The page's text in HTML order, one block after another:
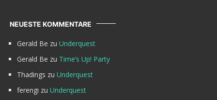
NEUESTE KOMMENTARE
Gerald Be zu Underquest
Gerald Be zu Time’s Up! Party
Thadings zu Underquest
ferengi zu Underquest